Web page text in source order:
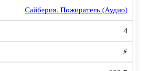
Сайберия. Пожиратель (Аудио)
4
⚡